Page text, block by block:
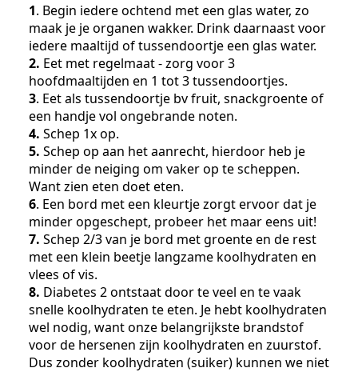
1. Begin iedere ochtend met een glas water, zo
maak je je organen wakker. Drink daarnaast voor
iedere maaltijd of tussendoortje een glas water.
2. Eet met regelmaat - zorg voor 3
hoofdmaaltijden en 1 tot 3 tussendoortjes.
3. Eet als tussendoortje bv fruit, snackgroente of
een handje vol ongebrande noten.
4. Schep 1x op.
5. Schep op aan het aanrecht, hierdoor heb je
minder de neiging om vaker op te scheppen.
Want zien eten doet eten.
6. Een bord met een kleurtje zorgt ervoor dat je
minder opgeschept, probeer het maar eens uit!
7. Schep 2/3 van je bord met groente en de rest
met een klein beetje langzame koolhydraten en
vlees of vis.
8. Diabetes 2 ontstaat door te veel en te vaak
snelle koolhydraten te eten. Je hebt koolhydraten
wel nodig, want onze belangrijkste brandstof
voor de hersenen zijn koolhydraten en zuurstof.
Dus zonder koolhydraten (suiker) kunnen we niet